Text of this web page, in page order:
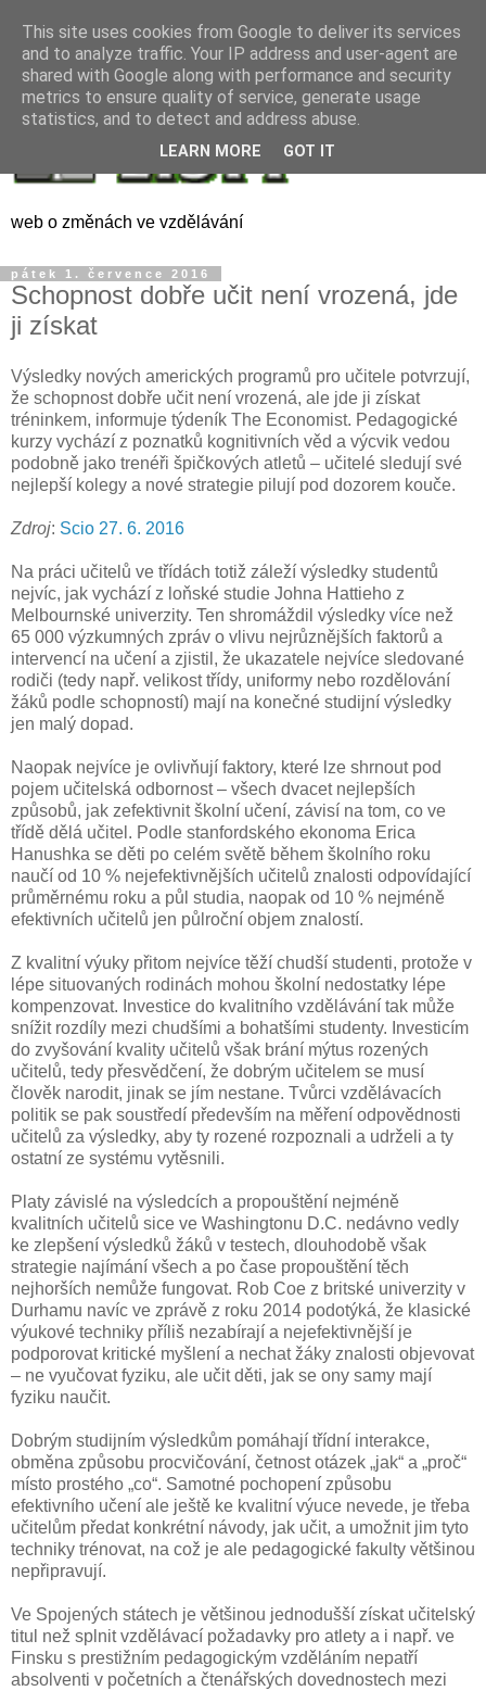
web o změnách ve vzdělávání
pátek 1. července 2016
Schopnost dobře učit není vrozená, jde
ji získat
Výsledky nových amerických programů pro učitele potvrzují,
že schopnost dobře učit není vrozená, ale jde ji získat
tréninkem, informuje týdeník The Economist. Pedagogické
kurzy vychází z poznatků kognitivních věd a výcvik vedou
podobně jako trenéři špičkových atletů – učitelé sledují své
nejlepší kolegy a nové strategie pilují pod dozorem kouče.
Zdroj: Scio 27. 6. 2016
Na práci učitelů ve třídách totiž záleží výsledky studentů
nejvíc, jak vychází z loňské studie Johna Hattieho z
Melbournské univerzity. Ten shromáždil výsledky více než
65 000 výzkumných zpráv o vlivu nejrůznějších faktorů a
intervencí na učení a zjistil, že ukazatele nejvíce sledované
rodiči (tedy např. velikost třídy, uniformy nebo rozdělování
žáků podle schopností) mají na konečné studijní výsledky
jen malý dopad.
Naopak nejvíce je ovlivňují faktory, které lze shrnout pod
pojem učitelská odbornost – všech dvacet nejlepších
způsobů, jak zefektivnit školní učení, závisí na tom, co ve
třídě dělá učitel. Podle stanfordského ekonoma Erica
Hanushka se děti po celém světě během školního roku
naučí od 10 % nejefektivnějších učitelů znalosti odpovídající
průměrnému roku a půl studia, naopak od 10 % nejméně
efektivních učitelů jen půlroční objem znalostí.
Z kvalitní výuky přitom nejvíce těží chudší studenti, protože v
lépe situovaných rodinách mohou školní nedostatky lépe
kompenzovat. Investice do kvalitního vzdělávání tak může
snížit rozdíly mezi chudšími a bohatšími studenty. Investicím
do zvyšování kvality učitelů však brání mýtus rozených
učitelů, tedy přesvědčení, že dobrým učitelem se musí
člověk narodit, jinak se jím nestane. Tvůrci vzdělávacích
politik se pak soustředí především na měření odpovědnosti
učitelů za výsledky, aby ty rozené rozpoznali a udrželi a ty
ostatní ze systému vytěsnili.
Platy závislé na výsledcích a propouštění nejméně
kvalitních učitelů sice ve Washingtonu D.C. nedávno vedly
ke zlepšení výsledků žáků v testech, dlouhodobě však
strategie najímání všech a po čase propouštění těch
nejhorších nemůže fungovat. Rob Coe z britské univerzity v
Durhamu navíc ve zprávě z roku 2014 podotýká, že klasické
výukové techniky příliš nezabírají a nejefektivnější je
podporovat kritické myšlení a nechat žáky znalosti objevovat
– ne vyučovat fyziku, ale učit děti, jak se ony samy mají
fyziku naučit.
Dobrým studijním výsledkům pomáhají třídní interakce,
obměna způsobu procvičování, četnost otázek „jak“ a „proč“
místo prostého „co“. Samotné pochopení způsobu
efektivního učení ale ještě ke kvalitní výuce nevede, je třeba
učitelům předat konkrétní návody, jak učit, a umožnit jim tyto
techniky trénovat, na což je ale pedagogické fakulty většinou
nepřipravují.
Ve Spojených státech je většinou jednodušší získat učitelský
titul než splnit vzdělávací požadavky pro atlety a i např. ve
Finsku s prestižním pedagogickým vzděláním nepatří
absolventi v početních a čtenářských dovednostech mezi
This site uses cookies from Google to deliver its services
and to analyze traffic. Your IP address and user-agent are
shared with Google along with performance and security
metrics to ensure quality of service, generate usage
statistics, and to detect and address abuse.
LEARN MORE GOT IT